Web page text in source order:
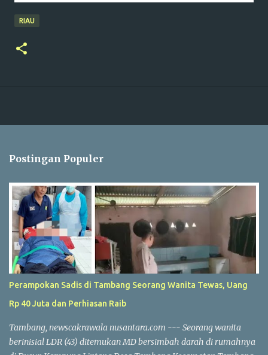
RIAU
Postingan Populer
Perampokan Sadis di Tambang Seorang Wanita Tewas, Uang
Rp 40 Juta dan Perhiasan Raib
Tambang, newscakrawala nusantara.com --- Seorang wanita
berinisial LDR (43) ditemukan MD bersimbah darah di rumahnya